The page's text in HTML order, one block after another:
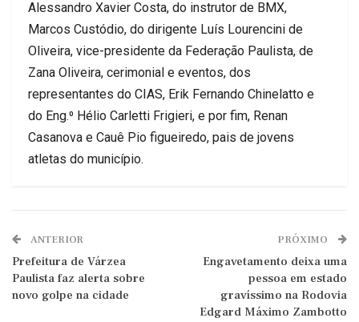
Alessandro Xavier Costa, do instrutor de BMX,
Marcos Custódio, do dirigente Luís Lourencini de
Oliveira, vice-presidente da Federação Paulista, de
Zana Oliveira, cerimonial e eventos, dos
representantes do CIAS, Erik Fernando Chinelatto e
do Eng.⁰ Hélio Carletti Frigieri, e por fim, Renan
Casanova e Cauê Pio figueiredo, pais de jovens
atletas do município.
ANTERIOR
Prefeitura de Várzea
Paulista faz alerta sobre
novo golpe na cidade
PRÓXIMO
Engavetamento deixa uma
pessoa em estado
gravíssimo na Rodovia
Edgard Máximo Zambotto